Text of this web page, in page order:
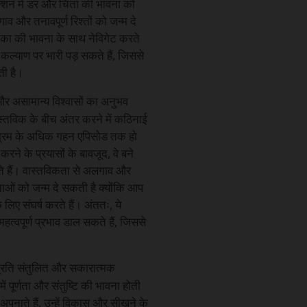
में डर और चिंता की भावना को
और तनावपूर्ण रिश्तों को जन्म दे
की भावना के साथ नेविगेट करते
पर भारी पड़ सकते हैं, जिससे
है।
विश्वासों का अनुभव
के बीच अंतर करने में कठिनाई
के अधिक गहन एपिसोड तक हो
के प्रयासों के बावजूद, वे बने
हैं। वास्तविकता से अलगाव और
को जन्म दे सकती है क्योंकि आप
संघर्ष करते हैं। अंततः, ये
प्रभाव डाल सकते हैं, जिससे
संतुलित और सकारात्मक
और संतुष्टि की भावना होती
हैं, उन्हें विकास और सीखने के